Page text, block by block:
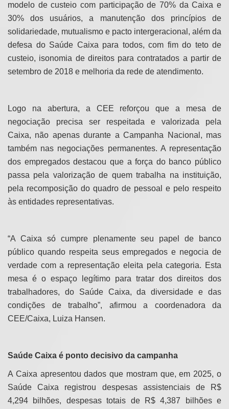
modelo de custeio com participação de 70% da Caixa e
30% dos usuários, a manutenção dos princípios de
solidariedade, mutualismo e pacto intergeracional, além da
defesa do Saúde Caixa para todos, com fim do teto de
custeio, isonomia de direitos para contratados a partir de
setembro de 2018 e melhoria da rede de atendimento.
Logo na abertura, a CEE reforçou que a mesa de
negociação precisa ser respeitada e valorizada pela
Caixa, não apenas durante a Campanha Nacional, mas
também nas negociações permanentes. A representação
dos empregados destacou que a força do banco público
passa pela valorização de quem trabalha na instituição,
pela recomposição do quadro de pessoal e pelo respeito
às entidades representativas.
“A Caixa só cumpre plenamente seu papel de banco
público quando respeita seus empregados e negocia de
verdade com a representação eleita pela categoria. Esta
mesa é o espaço legítimo para tratar dos direitos dos
trabalhadores, do Saúde Caixa, da diversidade e das
condições de trabalho”, afirmou a coordenadora da
CEE/Caixa, Luiza Hansen.
Saúde Caixa é ponto decisivo da campanha
A Caixa apresentou dados que mostram que, em 2025, o
Saúde Caixa registrou despesas assistenciais de R$
4,294 bilhões, despesas totais de R$ 4,387 bilhões e